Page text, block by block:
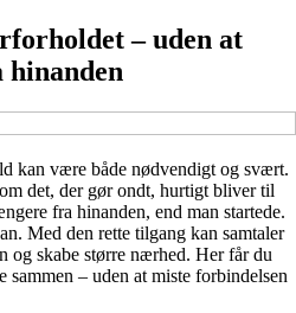
– uden at
kan være både nødvendigt og svært.
det, der gør ondt, hurtigt bliver til
fra hinanden, end man startede.
Med den rette tilgang kan samtaler
og skabe større nærhed. Her får du
– uden at miste forbindelsen